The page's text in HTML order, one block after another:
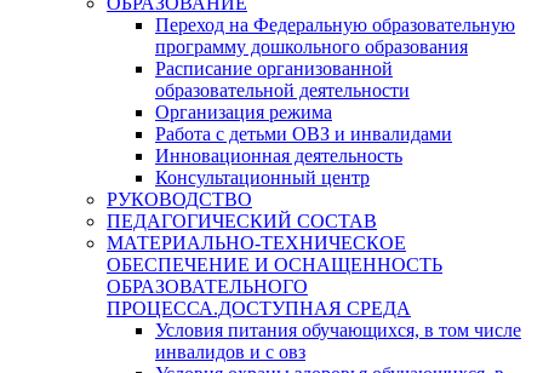
Переход на Федеральную образовательную
программу дошкольного образования
Расписание организованной
образовательной деятельности
Организация режима
Работа с детьми ОВЗ и инвалидами
Инновационная деятельность
Консультационный центр
РУКОВОДСТВО
ПЕДАГОГИЧЕСКИЙ СОСТАВ
МАТЕРИАЛЬНО-ТЕХНИЧЕСКОЕ
ОБЕСПЕЧЕНИЕ И ОСНАЩЕННОСТЬ
ОБРАЗОВАТЕЛЬНОГО
ПРОЦЕССА.ДОСТУПНАЯ СРЕДА
Условия питания обучающихся, в том числе
инвалидов и с овз